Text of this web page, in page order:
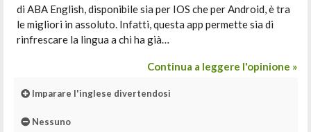
di ABA English, disponibile sia per IOS che per Android, è tra
le migliori in assoluto. Infatti, questa app permette sia di
rinfrescare la lingua a chi ha già…
Continua a leggere l'opinione »
Imparare l'inglese divertendosi
Nessuno